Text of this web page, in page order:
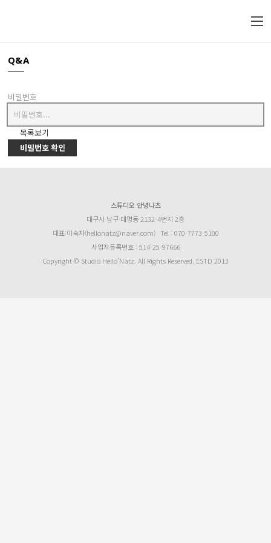
Q&A
비밀번호
목록보기
비밀번호 확인
스튜디오 안녕나츠
대구시 남구 대명동 2132-4번지 2층
대표:이숙자(hellonatz@naver.com) Tel : 070-7773-5100
사업자등록번호 : 514-25-97666
Copyright © Studio Hello’Natz. All Rights Reserved. ESTD 2013